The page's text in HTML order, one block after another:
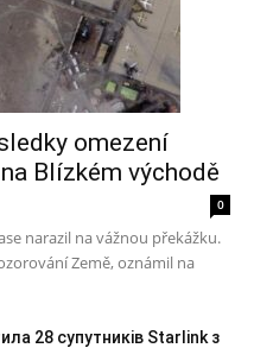
omezení
Blízkém východě
0
narazil na vážnou překážku.
Země, oznámil na
28 супутників Starlink з